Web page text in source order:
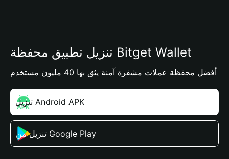
تنزيل تطبيق محفظة Bitget Wallet
أفضل محفظة عملات مشفرة آمنة يثق بها 40 مليون مستخدم
تنزيل Android APK
تنزيل من Google Play